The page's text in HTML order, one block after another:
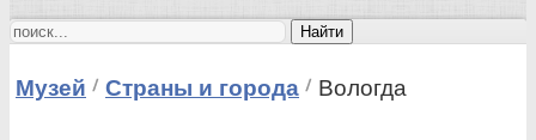
Найти
Музей Страны и города Вологда